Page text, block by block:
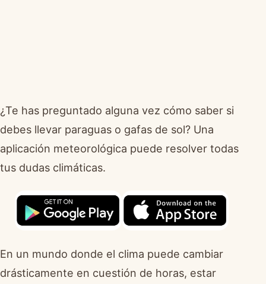
¿Te has preguntado alguna vez cómo saber si
debes llevar paraguas o gafas de sol? Una
aplicación meteorológica puede resolver todas
tus dudas climáticas.
En un mundo donde el clima puede cambiar
drásticamente en cuestión de horas, estar